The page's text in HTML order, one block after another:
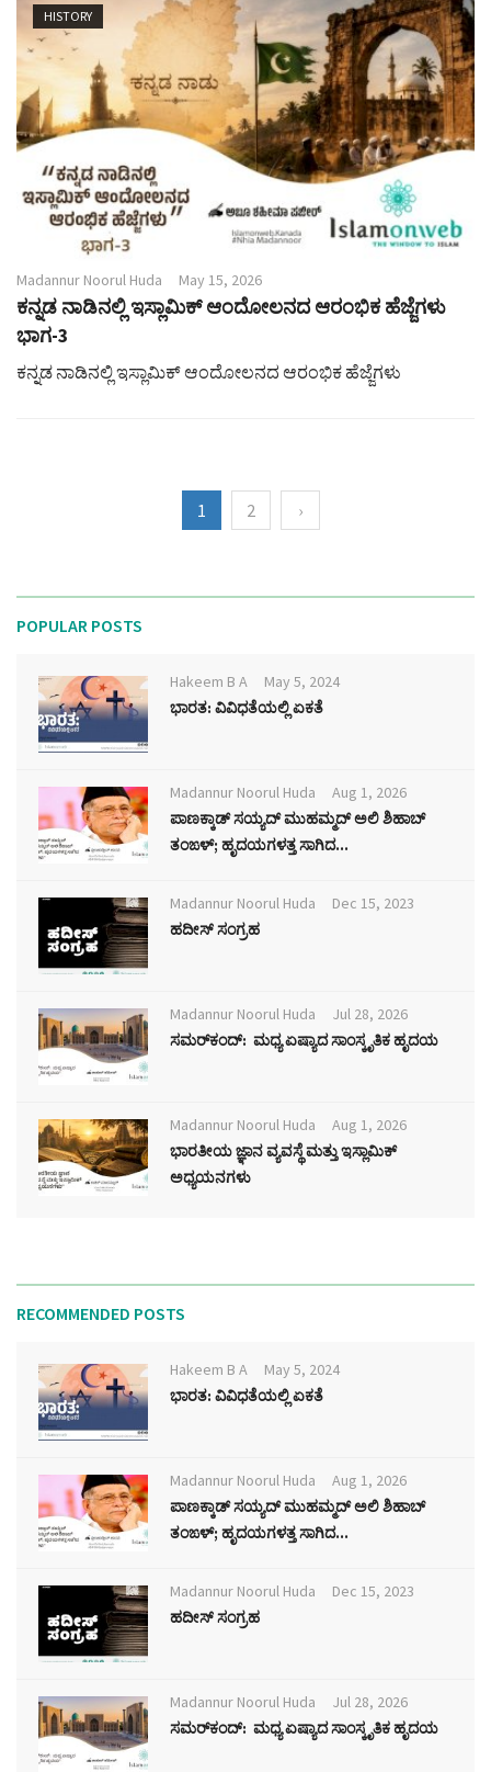
HISTORY
Madannur Noorul Huda May 15, 2026
ಕನ್ನಡ ನಾಡಿನಲ್ಲಿ ಇಸ್ಲಾಮಿಕ್ ಆಂದೋಲನದ ಆರಂಭಿಕ ಹೆಜ್ಜೆಗಳು
ಭಾಗ-3
ಕನ್ನಡ ನಾಡಿನಲ್ಲಿ ಇಸ್ಲಾಮಿಕ್ ಆಂದೋಲನದ ಆರಂಭಿಕ ಹೆಜ್ಜೆಗಳು
1 2 ›
POPULAR POSTS
Hakeem B A
May 5, 2024
ಭಾರತ: ವಿವಿಧತೆಯಲ್ಲಿ ಏಕತೆ
Madannur Noorul Huda
Aug 1, 2026
ಪಾಣಕ್ಕಾಡ್ ಸಯ್ಯದ್ ಮುಹಮ್ಮದ್ ಅಲಿ ಶಿಹಾಬ್
ತಂಙಳ್; ಹೃದಯಗಳತ್ತ ಸಾಗಿದ...
Madannur Noorul Huda
Dec 15, 2023
ಹದೀಸ್ ಸಂಗ್ರಹ
Madannur Noorul Huda
Jul 28, 2026
ಸಮರ್‌ಕಂದ್: ಮಧ್ಯ ಏಷ್ಯಾದ ಸಾಂಸ್ಕೃತಿಕ ಹೃದಯ
Madannur Noorul Huda
Aug 1, 2026
ಭಾರತೀಯ ಜ್ಞಾನ ವ್ಯವಸ್ಥೆ ಮತ್ತು ಇಸ್ಲಾಮಿಕ್
ಅಧ್ಯಯನಗಳು
RECOMMENDED POSTS
Hakeem B A
May 5, 2024
ಭಾರತ: ವಿವಿಧತೆಯಲ್ಲಿ ಏಕತೆ
Madannur Noorul Huda
Aug 1, 2026
ಪಾಣಕ್ಕಾಡ್ ಸಯ್ಯದ್ ಮುಹಮ್ಮದ್ ಅಲಿ ಶಿಹಾಬ್
ತಂಙಳ್; ಹೃದಯಗಳತ್ತ ಸಾಗಿದ...
Madannur Noorul Huda
Dec 15, 2023
ಹದೀಸ್ ಸಂಗ್ರಹ
Madannur Noorul Huda
Jul 28, 2026
ಸಮರ್‌ಕಂದ್: ಮಧ್ಯ ಏಷ್ಯಾದ ಸಾಂಸ್ಕೃತಿಕ ಹೃದಯ